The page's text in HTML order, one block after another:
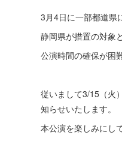
3月4日に一部都道県
静岡県が措置の対象
公演時間の確保が困
従いまして3/15（火
知らせいたします。
本公演を楽しみにし